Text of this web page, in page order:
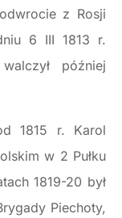
z Rosji
6 III 1813 r.
później
1815 r. Karol
w 2 Pułku
1819-20 był
Piechoty,